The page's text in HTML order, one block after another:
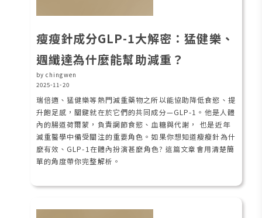
瘦瘦針成分GLP-1大解密：猛健樂、
週纖達為什麼能幫助減重？
by chingwen
2025-11-20
瑞倍適、猛健樂等熱門減重藥物之所以能協助降低食慾、提
升飽足感，關鍵就在於它們的共同成分—GLP-1。他是人體
內的腸道荷爾蒙，負責調節食慾、血糖與代謝， 也是近年
減重醫學中備受關注的重要角色。如果你想知道瘦瘦針為什
麼有效、GLP-1在體內扮演甚麼角色? 這篇文章會用清楚簡
單的角度帶你完整解析。